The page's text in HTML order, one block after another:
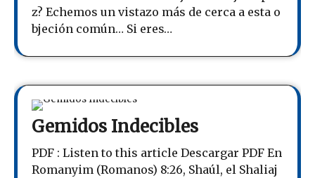
z? Echemos un vistazo más de cerca a esta o
bjeción común… Si eres…
Gemidos Indecibles
PDF : Listen to this article Descargar PDF En
Romanyim (Romanos) 8:26, Shaúl, el Shaliaj